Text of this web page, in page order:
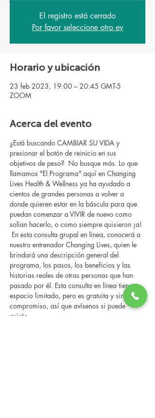
El registro está cerrado
Por favor seleccione otro ev
Horario y ubicación
23 feb 2023, 19:00 – 20:45 GMT-5
ZOOM
Acerca del evento
¿Está buscando CAMBIAR SU VIDA y
presionar el botón de reinicio en sus
objetivos de peso?  No busque más. Lo que
llamamos "El Programa" aquí en Changing
Lives Health & Wellness ya ha ayudado a
cientos de grandes personas a volver a
donde quieren estar en la báscula para que
puedan comenzar a VIVIR de nuevo como
solían hacerlo, o como siempre quisieron ¡a!
En esta consulta grupal en línea, conocerá a
nuestro entrenador Changing Lives, quien le
brindará una descripción general del
programa, los pasos, los beneficios y las
historias reales de otras personas que han
pasado por él. Esta consulta en línea tiene un
espacio limitado, pero es gratuita y sin
compromiso, así que avísenos si puede
asistir.